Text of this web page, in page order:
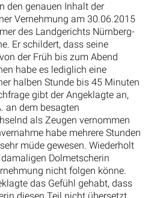
den genauen Inhalt der
Vernehmung am 30.06.2015
des Landgerichts Nürnberg-
Er schildert, dass seine
der Früh bis zum Abend
habe es lediglich eine
halben Stunde bis 45 Minuten
gibt der Angeklagte an,
an dem besagten
als Zeugen vernommen
habe mehrere Stunden
müde gewesen. Wiederholt
Dolmetscherin
nicht folgen könne.
das Gefühl gehabt, dass